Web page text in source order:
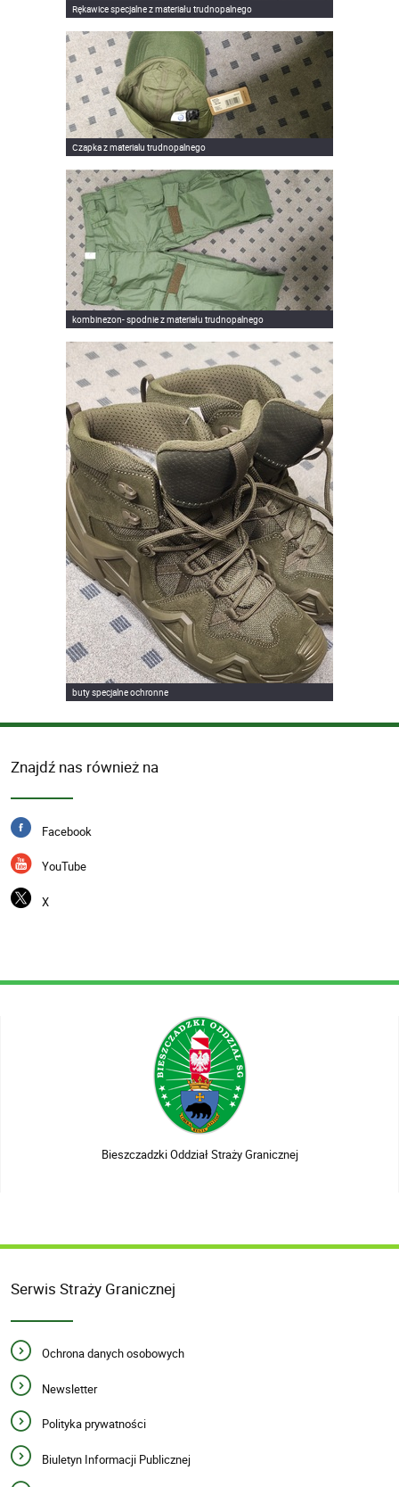
Rękawice specjalne z materiału trudnopalnego
Czapka z materialu trudnopalnego
kombinezon- spodnie z materiału trudnopalnego
buty specjalne ochronne
Znajdź nas również na
Facebook
YouTube
X
Bieszczadzki Oddział Straży Granicznej
Serwis Straży Granicznej
Ochrona danych osobowych
Newsletter
Polityka prywatności
Biuletyn Informacji Publicznej